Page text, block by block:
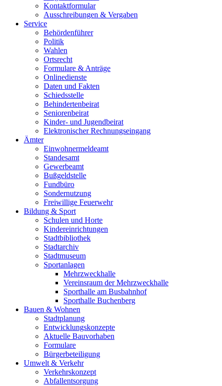
Kontaktformular
Ausschreibungen & Vergaben
Service
Behördenführer
Politik
Wahlen
Ortsrecht
Formulare & Anträge
Onlinedienste
Daten und Fakten
Schiedsstelle
Behindertenbeirat
Seniorenbeirat
Kinder- und Jugendbeirat
Elektronischer Rechnungseingang
Ämter
Einwohnermeldeamt
Standesamt
Gewerbeamt
Bußgeldstelle
Fundbüro
Sondernutzung
Freiwillige Feuerwehr
Bildung & Sport
Schulen und Horte
Kindereinrichtungen
Stadtbibliothek
Stadtarchiv
Stadtmuseum
Sportanlagen
Mehrzweckhalle
Vereinsraum der Mehrzweckhalle
Sporthalle am Busbahnhof
Sporthalle Buchenberg
Bauen & Wohnen
Stadtplanung
Entwicklungskonzepte
Aktuelle Bauvorhaben
Formulare
Bürgerbeteiligung
Umwelt & Verkehr
Verkehrskonzept
Abfallentsorgung